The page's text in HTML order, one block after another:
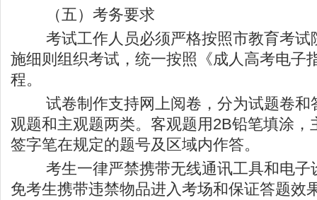
（五）考务要求
考试工作人员必须严格按照市教育考试
施细则组织考试，统一按照《成人高考电子
程。
试卷制作支持网上阅卷，分为试题卷和
观题和主观题两类。客观题用2B铅笔填涂，
签字笔在规定的题号及区域内作答。
考生一律严禁携带无线通讯工具和电子
免考生携带违禁物品进入考场和保证答题效